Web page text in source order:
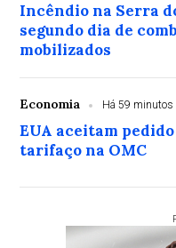
Incêndio na Serra
segundo dia de
mobilizados
Economia Há 59 minutos
EUA aceitam
tarifaço na OMC